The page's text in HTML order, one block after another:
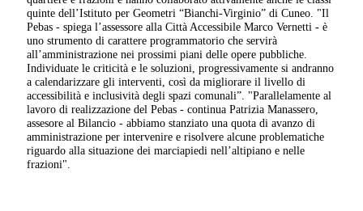
quinte dell’Istituto per Geometri “Bianchi-Virginio” di Cuneo. "Il
Pebas - spiega l’assessore alla Città Accessibile Marco Vernetti -è
uno strumento di carattere programmatorio che servirà
all’amministrazione nei prossimi piani delle opere pubbliche.
Individuate le criticità e le soluzioni, progressivamente si andranno
a calendarizzare gli interventi, così da migliorare il livello di
accessibilità e inclusività degli spazi comunali”. "Parallelamente al
lavoro di realizzazione del Pebas - continua Patrizia Manassero,
assesore al Bilancio - abbiamo stanziato una quota di avanzo di
amministrazione per intervenire e risolvere alcune problematiche
riguardo alla situazione dei marciapiedi nell’altipiano e nelle
frazioni".